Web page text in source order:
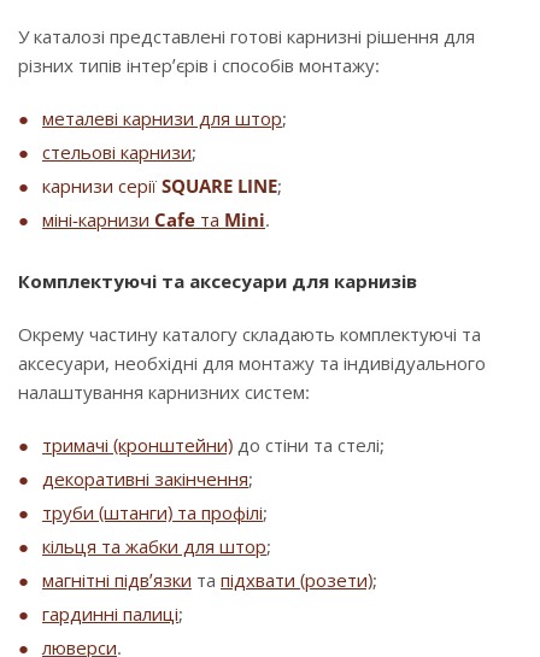
У каталозі представлені готові карнизні рішення для
різних типів інтер’єрів і способів монтажу:
металеві карнизи для штор;
стельові карнизи;
карнизи серії SQUARE LINE;
міні-карнизи Cafe та Mini.
Комплектуючі та аксесуари для карнизів
Окрему частину каталогу складають комплектуючі та
аксесуари, необхідні для монтажу та індивідуального
налаштування карнизних систем:
тримачі (кронштейни) до стіни та стелі;
декоративні закінчення;
труби (штанги) та профілі;
кільця та жабки для штор;
магнітні підв’язки та підхвати (розети);
гардинні палиці;
люверси.